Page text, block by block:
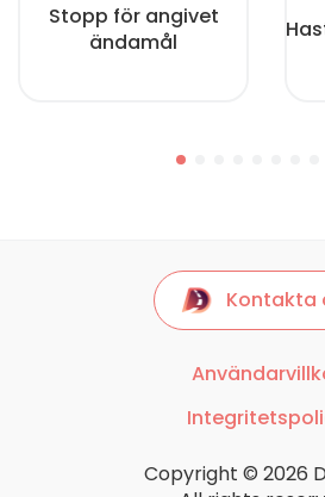
Stopp för angivet
ändamål
Kontakta
Copyright © 2026